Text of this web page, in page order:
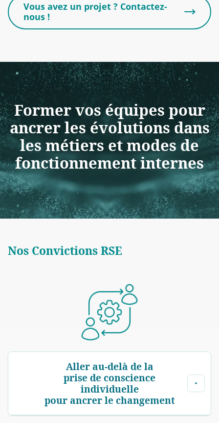
Vous avez un projet ? Contactez-
nous !
Former vos équipes pour
ancrer les évolutions dans
les métiers et modes de
fonctionnement internes
Nos Convictions RSE
Aller au-delà de la
prise de conscience
individuelle
pour ancrer le changement